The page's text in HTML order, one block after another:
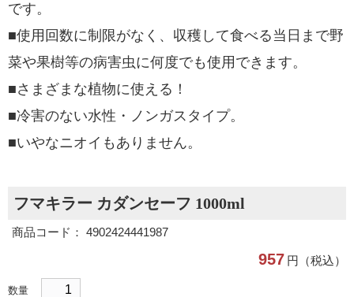
です。
■使用回数に制限がなく、収穫して食べる当日まで野
菜や果樹等の病害虫に何度でも使用できます。
■さまざまな植物に使える！
■冷害のない水性・ノンガスタイプ。
■いやなニオイもありません。
フマキラー カダンセーフ 1000ml
商品コード： 4902424441987
957 円（税込）
数量